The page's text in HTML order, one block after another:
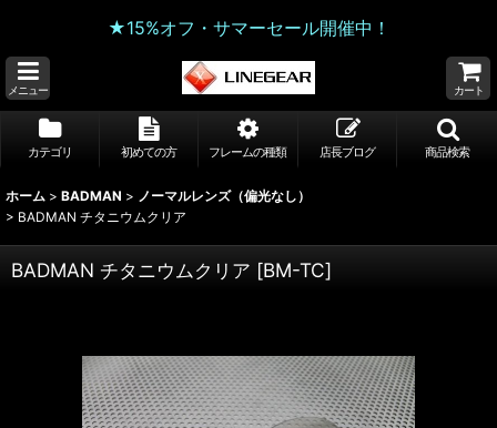
★15%オフ・サマーセール開催中！
メニュー カート
カテゴリ 初めての方 フレームの種類 店長ブログ 商品検索
ホーム > BADMAN > ノーマルレンズ（偏光なし）
> BADMAN チタニウムクリア
BADMAN チタニウムクリア [BM-TC]